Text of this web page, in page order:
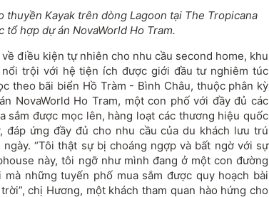
thuyền Kayak trên dòng Lagoon tại The Tropicana
tổ hợp dự án NovaWorld Ho Tram.
điều kiện tự nhiên cho nhu cầu second home, khu
trội với hệ tiện ích được giới đầu tư nghiêm túc
theo bãi biển Hồ Tràm - Bình Châu, thuộc phân kỳ
NovaWorld Ho Tram, một con phố với đầy đủ các
sắm được mọc lên, hàng loạt các thương hiệu quốc
đáp ứng đầy đủ cho nhu cầu của du khách lưu trú
“Tôi thật sự bị choáng ngợp và bất ngờ với sự
này, tôi ngỡ như mình đang ở một con đường
những tuyến phố mua sắm được quy hoạch bài
chị Hương, một khách tham quan hào hứng cho